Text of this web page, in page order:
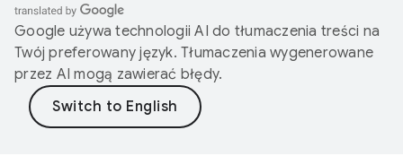
Google używa technologii AI do tłumaczenia treści na
Twój preferowany język. Tłumaczenia wygenerowane
przez AI mogą zawierać błędy.